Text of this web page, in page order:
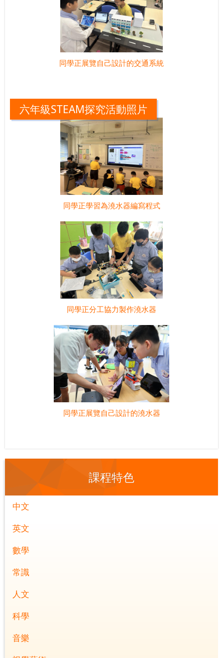
同學正展覽自己設計的交通系統
六年級STEAM探究活動照片
同學正學習為澆水器編寫程式
同學正分工協力製作澆水器
同學正展覽自己設計的澆水器
課程特色
中文
英文
數學
常識
人文
科學
音樂